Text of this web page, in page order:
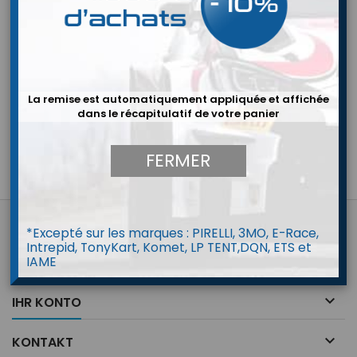
Verladegebühren stehen fest, wobei Transportkosten
schwanken, je nach Gesamtgewicht des Pakets. Wir raten Ihnen,
mehrere Artikel in einer Bestellung zusammenzufassen. Wir
können zwei verschiedene Bestellungen nicht zusammenlegen,
und die Versandkosten werden separat für jede Bestellung
gerechnet. Ihr Paket wird auf Ihr Risiko versandt, aber
zerbrechliche Ware wird besonders sorgsam behandelt.
Die Versandschachteln sind weit geschnitten und ihre Ware wird
gut geschützt verpackt.
UNTERNEHMEN
IHR KONTO 
KONTAKT 
La remise est automatiquement appliquée et affichée
dans le récapitulatif de votre panier
FERMER
*Excepté sur les marques : PIRELLI, 3MO, E-Race,
Intrepid, TonyKart, Komet, LP TENT,DQN, ETS et
IAME